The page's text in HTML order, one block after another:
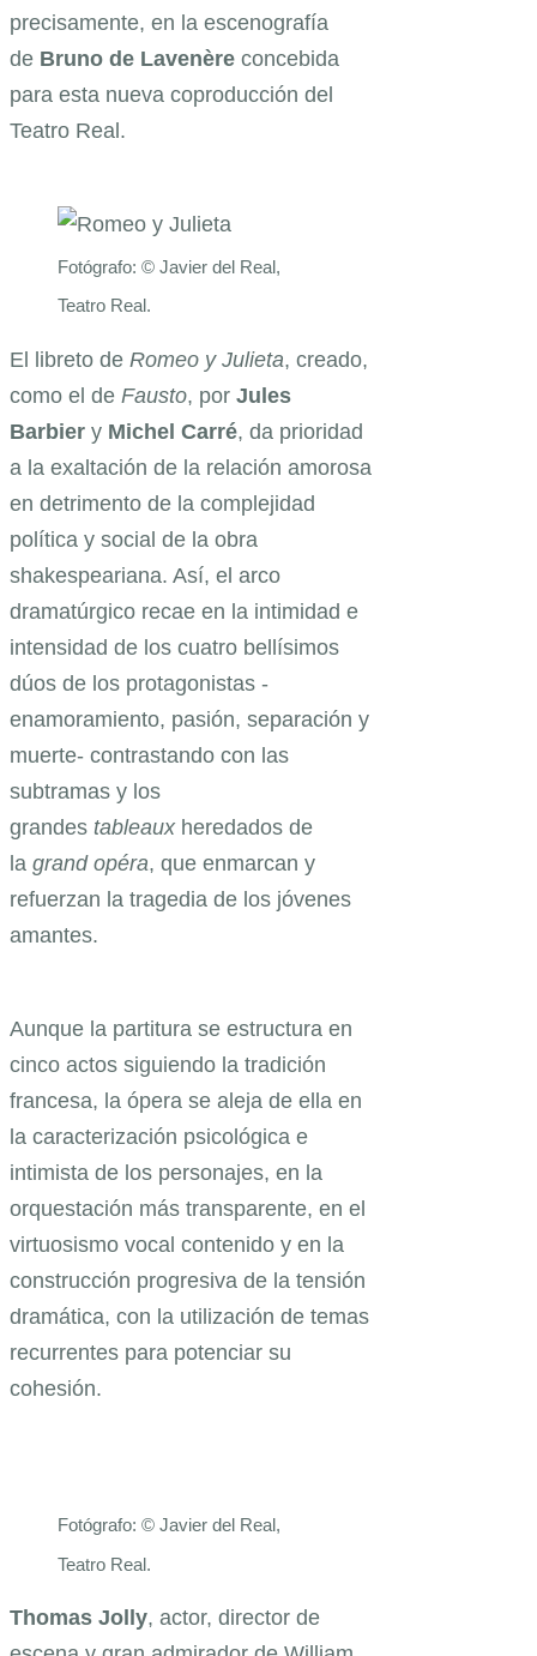
precisamente, en la escenografía
de Bruno de Lavenère concebida
para esta nueva coproducción del
Teatro Real.
Fotógrafo: © Javier del Real,
Teatro Real.
El libreto de Romeo y Julieta, creado,
como el de Fausto, por Jules
Barbier y Michel Carré, da prioridad
a la exaltación de la relación amorosa
en detrimento de la complejidad
política y social de la obra
shakespeariana. Así, el arco
dramatúrgico recae en la intimidad e
intensidad de los cuatro bellísimos
dúos de los protagonistas -
enamoramiento, pasión, separación y
muerte- contrastando con las
subtramas y los
grandes tableauxheredados de
la grand opéra, que enmarcan y
refuerzan la tragedia de los jóvenes
amantes.
Aunque la partitura se estructura en
cinco actos siguiendo la tradición
francesa, la ópera se aleja de ella en
la caracterización psicológica e
intimista de los personajes, en la
orquestación más transparente, en el
virtuosismo vocal contenido y en la
construcción progresiva de la tensión
dramática, con la utilización de temas
recurrentes para potenciar su
cohesión.
Fotógrafo: © Javier del Real,
Teatro Real.
Thomas Jolly, actor, director de